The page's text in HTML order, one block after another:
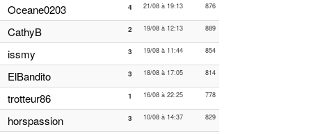
Oceane0203 4 21/08 à 19:13 876
CathyB 2 19/08 à 12:13 889
issmy 3 19/08 à 11:44 854
ElBandito 3 18/08 à 17:05 814
trotteur86 1 16/08 à 22:25 778
horspassion 3 10/08 à 14:37 829